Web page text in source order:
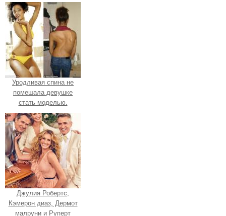
Уродливая спина не
помешала девушке
стать моделью.
Джулия Робертс,
Кэмерон диаз, Дермот
малруни и Руперт